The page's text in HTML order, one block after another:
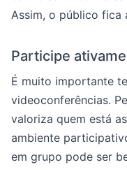
Assim, o público fica
Participe
É muito importante
videoconferências.
valoriza quem está
ambiente
em grupo pode ser